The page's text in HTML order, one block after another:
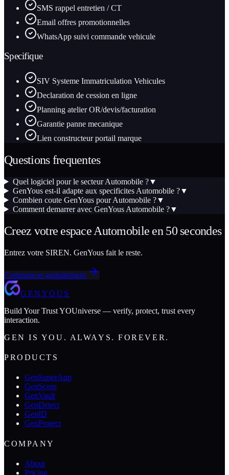
SMS rappel entretien / CT
Email offres promotionnelles
WhatsApp suivi commande vehicule
Specifique
SIV Systeme Immatriculation Vehicules
Declaration de cession en ligne
Planning atelier OR/devis/facturation
Garantie panne mecanique
Lien constructeur portail marque
Questions frequentes
Quel logiciel pour le secteur Automobile ?▼
GenYous est-il adapte aux specificites Automobile ?▼
Combien coute GenYous pour Automobile ?▼
Comment demarrer avec GenYous Automobile ?▼
Creez votre espace Automobile en 50 secondes
Entrez votre SIREN. GenYous fait le reste.
Commencer gratuitement
GENYOUS
Build Your Trust YOUniverse — verify, protect, trust every
interaction.
GEN IS YOU. ALWAYS. FOREVER.
PRODUCTS
GenSuperApp
GenScore
GenVault
GenDetect
GenID
GenProtect
COMPANY
About
Pricing